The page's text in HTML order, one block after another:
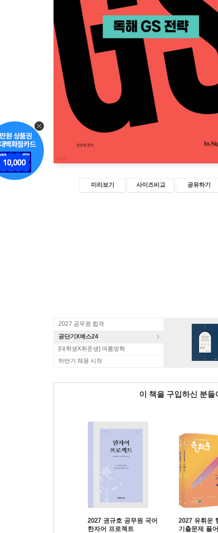
미리보기 사이즈비교 공유하기
2027 공무원 합격
공단기X예스24
[대학생X취준생] 여름방학
하반기 채용 시작
이 책을 구입하신 분
2027 권규호 공무원 국어
한자어 프로젝트
2027 유휘운
기출문제 풀